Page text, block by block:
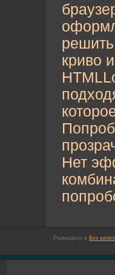
криво
Нет
Размещено в Без